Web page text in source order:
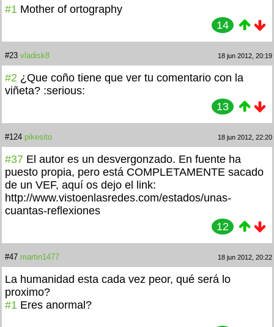
#1 Mother of ortography
14
#23 vladisk8 18 jun 2012, 20:19
#2 ¿Que coño tiene que ver tu comentario con la
viñeta? :serious:
13
#124 pikesito 18 jun 2012, 22:20
#37 El autor es un desvergonzado. En fuente ha
puesto propia, pero está COMPLETAMENTE sacado
de un VEF, aquí os dejo el link:
http://www.vistoenlasredes.com/estados/unas-
cuantas-reflexiones
12
#47 martin1477 18 jun 2012, 20:22
La humanidad esta cada vez peor, qué será lo
proximo?
#1 Eres anormal?